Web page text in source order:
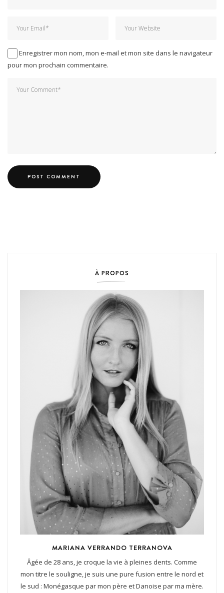
Enregistrer mon nom, mon e-mail et mon site dans le navigateur
pour mon prochain commentaire.
À PROPOS
MARIANA VERRANDO TERRANOVA
Âgée de 28 ans, je croque la vie à pleines dents. Comme
mon titre le souligne, je suis une pure fusion entre le nord et
le sud : Monégasque par mon père et Danoise par ma mère.